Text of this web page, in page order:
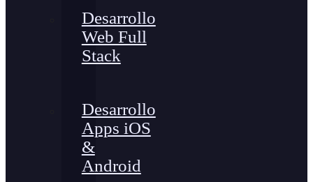
Desarrollo
Web Full
Stack
Desarrollo
Apps iOS
&
Android